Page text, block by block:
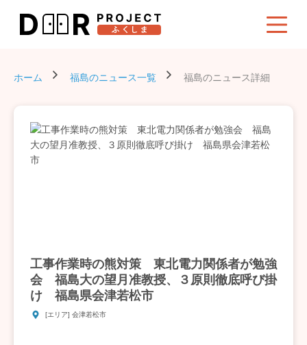
ホーム 福島のニュース一覧 福島のニュース詳細
工事作業時の熊対策 東北電力関係者が勉強
会 福島大の望月准教授、３原則徹底呼び掛
け 福島県会津若松市
[エリア] 会津若松市